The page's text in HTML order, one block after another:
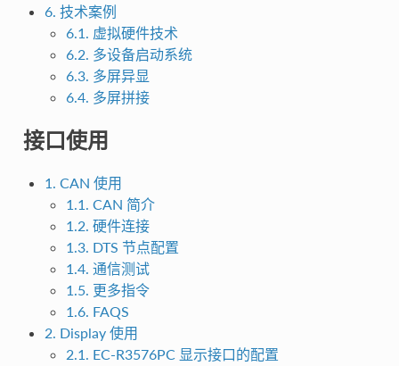
6. 技术案例
6.1. 虚拟硬件技术
6.2. 多设备启动系统
6.3. 多屏异显
6.4. 多屏拼接
接口使用
1. CAN 使用
1.1. CAN 简介
1.2. 硬件连接
1.3. DTS 节点配置
1.4. 通信测试
1.5. 更多指令
1.6. FAQS
2. Display 使用
2.1. EC-R3576PC 显示接口的配置